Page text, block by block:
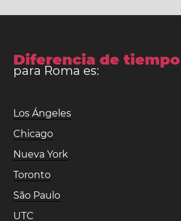
Diferencia de tiempo
para Roma es:
Los Ángeles
Chicago
Nueva York
Toronto
São Paulo
UTC